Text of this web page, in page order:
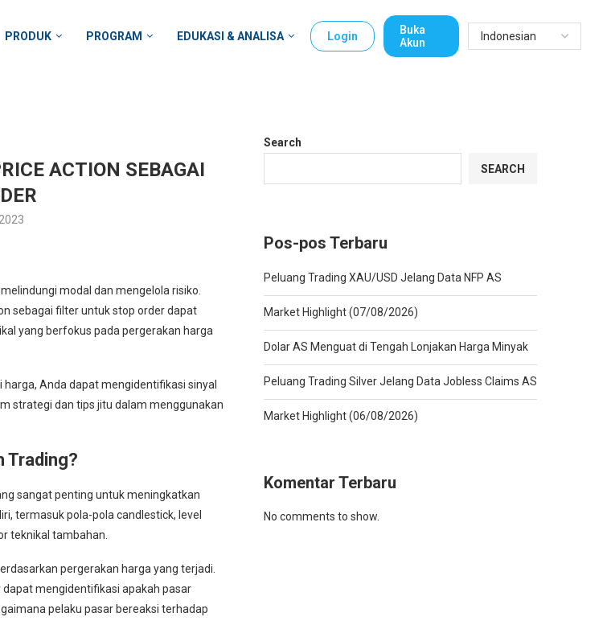
PRODUK PROGRAM EDUKASI & ANALISA Login
Buka
Akun
ACTION SEBAGAI
modal dan mengelola risiko.
sebagai filter untuk stop order dapat
yang berfokus pada pergerakan harga
Anda dapat mengidentifikasi sinyal
strategi dan tips jitu dalam menggunakan
Trading?
sangat penting untuk meningkatkan
termasuk pola-pola candlestick, level
teknikal tambahan.
pergerakan harga yang terjadi.
mengidentifikasi apakah pasar
pelaku pasar bereaksi terhadap
Search
SEARCH
Pos-pos Terbaru
Peluang Trading XAU/USD Jelang Data NFP AS
Market Highlight (07/08/2026)
Dolar AS Menguat di Tengah Lonjakan Harga Minyak
Peluang Trading Silver Jelang Data Jobless Claims AS
Market Highlight (06/08/2026)
Komentar Terbaru
No comments to show.